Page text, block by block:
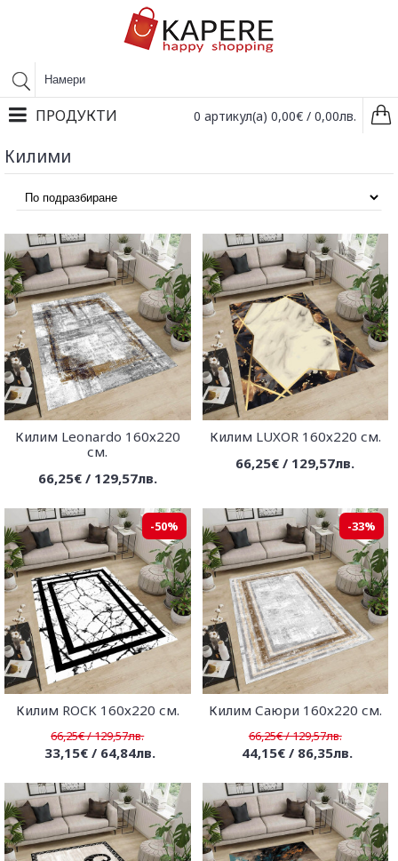
0 артикул(а) 0,00€ / 0,00лв.
ПРОДУКТИ
Килими
Килим Leonardo 160х220
см.
66,25€ / 129,57лв.
Килим LUXOR 160х220 см.
66,25€ / 129,57лв.
-50%
Килим ROCK 160х220 см.
66,25€ / 129,57лв.
33,15€ / 64,84лв.
-33%
Килим Саюри 160х220 см.
66,25€ / 129,57лв.
44,15€ / 86,35лв.